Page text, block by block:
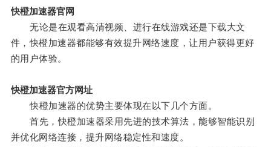
快橙加速器官网
无论是在观看高清视频、进行在线游戏还是下载大文
件，快橙加速器都能够有效提升网络速度，让用户获得更好
的用户体验。
快橙加速器官方网址
快橙加速器的优势主要体现在以下几个方面。
首先，快橙加速器采用先进的技术算法，能够智能识别
并优化网络连接，提升网络稳定性和速度。